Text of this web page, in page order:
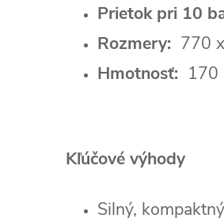
Prietok pri 10
Rozmery: 770
Hmotnosť: 170
Kľúčové výhody
Silný,